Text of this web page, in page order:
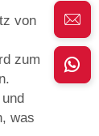
von
zum
was